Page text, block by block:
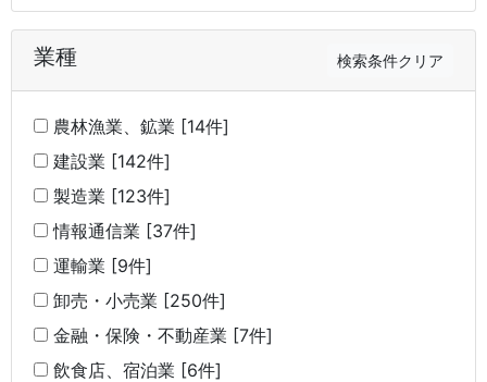
業種 検索条件クリア
農林漁業、鉱業 [14件]
建設業 [142件]
製造業 [123件]
情報通信業 [37件]
運輸業 [9件]
卸売・小売業 [250件]
金融・保険・不動産業 [7件]
飲食店、宿泊業 [6件]